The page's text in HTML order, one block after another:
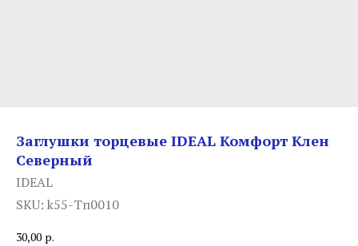
Заглушки торцевые IDEAL Комфорт Клен
Северный
IDEAL
SKU: k55-Тп0010
30,00 р.